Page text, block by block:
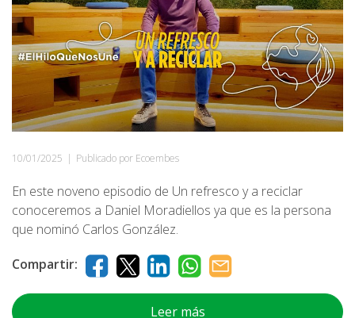
10/01/2025 | Publicado por Ecoembes
En este noveno episodio de Un refresco y a reciclar
conoceremos a Daniel Moradiellos ya que es la persona
que nominó Carlos González.
Compartir:
Leer más